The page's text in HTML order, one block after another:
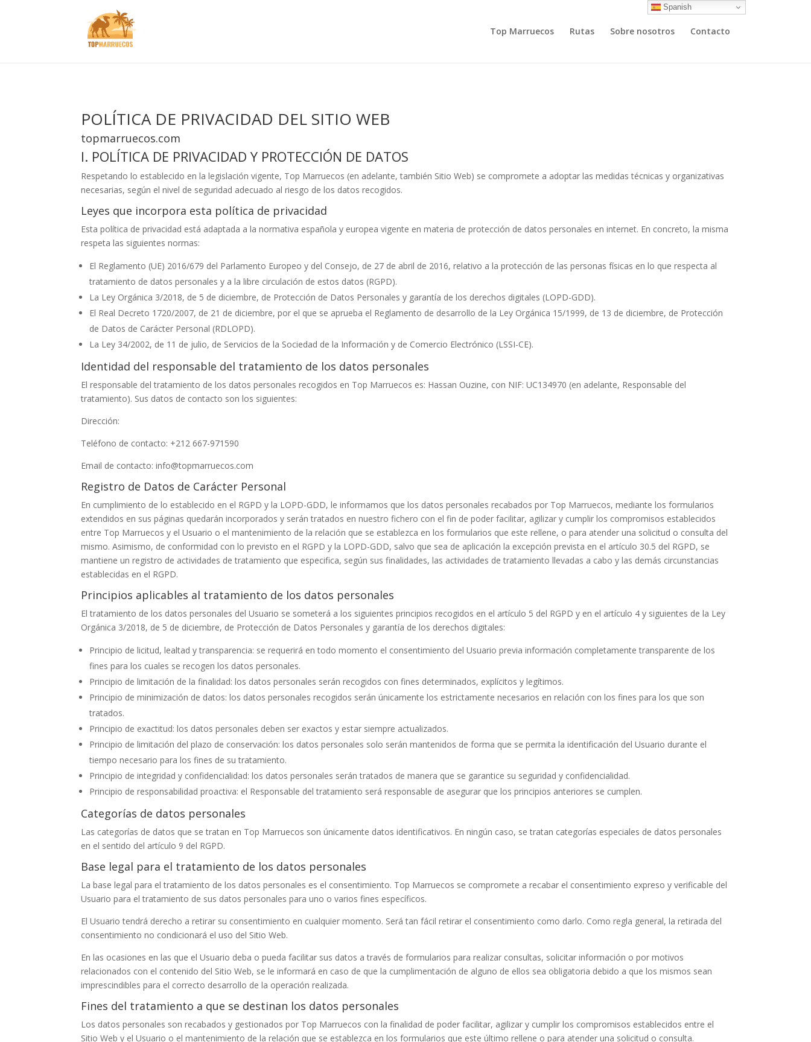
Top Marruecos Rutas Sobre nosotros Contacto
POLÍTICA DE PRIVACIDAD DEL SITIO WEB
topmarruecos.com
I. POLÍTICA DE PRIVACIDAD Y PROTECCIÓN DE DATOS
Respetando lo establecido en la legislación vigente, Top Marruecos (en adelante, también Sitio Web) se compromete a adoptar las medidas técnicas y organizativas
necesarias, según el nivel de seguridad adecuado al riesgo de los datos recogidos.
Leyes que incorpora esta política de privacidad
Esta política de privacidad está adaptada a la normativa española y europea vigente en materia de protección de datos personales en internet. En concreto, la misma
respeta las siguientes normas:
El Reglamento (UE) 2016/679 del Parlamento Europeo y del Consejo, de 27 de abril de 2016, relativo a la protección de las personas físicas en lo que respecta al
tratamiento de datos personales y a la libre circulación de estos datos (RGPD).
La Ley Orgánica 3/2018, de 5 de diciembre, de Protección de Datos Personales y garantía de los derechos digitales (LOPD-GDD).
El Real Decreto 1720/2007, de 21 de diciembre, por el que se aprueba el Reglamento de desarrollo de la Ley Orgánica 15/1999, de 13 de diciembre, de Protección
de Datos de Carácter Personal (RDLOPD).
La Ley 34/2002, de 11 de julio, de Servicios de la Sociedad de la Información y de Comercio Electrónico (LSSI-CE).
Identidad del responsable del tratamiento de los datos personales
El responsable del tratamiento de los datos personales recogidos en Top Marruecos es: Hassan Ouzine, con NIF: UC134970 (en adelante, Responsable del
tratamiento). Sus datos de contacto son los siguientes:
Dirección:
Teléfono de contacto: +212 667-971590
Email de contacto: info@topmarruecos.com
Registro de Datos de Carácter Personal
En cumplimiento de lo establecido en el RGPD y la LOPD-GDD, le informamos que los datos personales recabados por Top Marruecos, mediante los formularios
extendidos en sus páginas quedarán incorporados y serán tratados en nuestro fichero con el fin de poder facilitar, agilizar y cumplir los compromisos establecidos
entre Top Marruecos y el Usuario o el mantenimiento de la relación que se establezca en los formularios que este rellene, o para atender una solicitud o consulta del
mismo. Asimismo, de conformidad con lo previsto en el RGPD y la LOPD-GDD, salvo que sea de aplicación la excepción prevista en el artículo 30.5 del RGPD, se
mantiene un registro de actividades de tratamiento que especifica, según sus finalidades, las actividades de tratamiento llevadas a cabo y las demás circunstancias
establecidas en el RGPD.
Principios aplicables al tratamiento de los datos personales
El tratamiento de los datos personales del Usuario se someterá a los siguientes principios recogidos en el artículo 5 del RGPD y en el artículo 4 y siguientes de la Ley
Orgánica 3/2018, de 5 de diciembre, de Protección de Datos Personales y garantía de los derechos digitales:
Principio de licitud, lealtad y transparencia: se requerirá en todo momento el consentimiento del Usuario previa información completamente transparente de los
fines para los cuales se recogen los datos personales.
Principio de limitación de la finalidad: los datos personales serán recogidos con fines determinados, explícitos y legítimos.
Principio de minimización de datos: los datos personales recogidos serán únicamente los estrictamente necesarios en relación con los fines para los que son
tratados.
Principio de exactitud: los datos personales deben ser exactos y estar siempre actualizados.
Principio de limitación del plazo de conservación: los datos personales solo serán mantenidos de forma que se permita la identificación del Usuario durante el
tiempo necesario para los fines de su tratamiento.
Principio de integridad y confidencialidad: los datos personales serán tratados de manera que se garantice su seguridad y confidencialidad.
Principio de responsabilidad proactiva: el Responsable del tratamiento será responsable de asegurar que los principios anteriores se cumplen.
Categorías de datos personales
Las categorías de datos que se tratan en Top Marruecos son únicamente datos identificativos. En ningún caso, se tratan categorías especiales de datos personales
en el sentido del artículo 9 del RGPD.
Base legal para el tratamiento de los datos personales
La base legal para el tratamiento de los datos personales es el consentimiento. Top Marruecos se compromete a recabar el consentimiento expreso y verificable del
Usuario para el tratamiento de sus datos personales para uno o varios fines específicos.
El Usuario tendrá derecho a retirar su consentimiento en cualquier momento. Será tan fácil retirar el consentimiento como darlo. Como regla general, la retirada del
consentimiento no condicionará el uso del Sitio Web.
En las ocasiones en las que el Usuario deba o pueda facilitar sus datos a través de formularios para realizar consultas, solicitar información o por motivos
relacionados con el contenido del Sitio Web, se le informará en caso de que la cumplimentación de alguno de ellos sea obligatoria debido a que los mismos sean
imprescindibles para el correcto desarrollo de la operación realizada.
Fines del tratamiento a que se destinan los datos personales
Los datos personales son recabados y gestionados por Top Marruecos con la finalidad de poder facilitar, agilizar y cumplir los compromisos establecidos entre el
Sitio Web y el Usuario o el mantenimiento de la relación que se establezca en los formularios que este último rellene o para atender una solicitud o consulta.
Spanish